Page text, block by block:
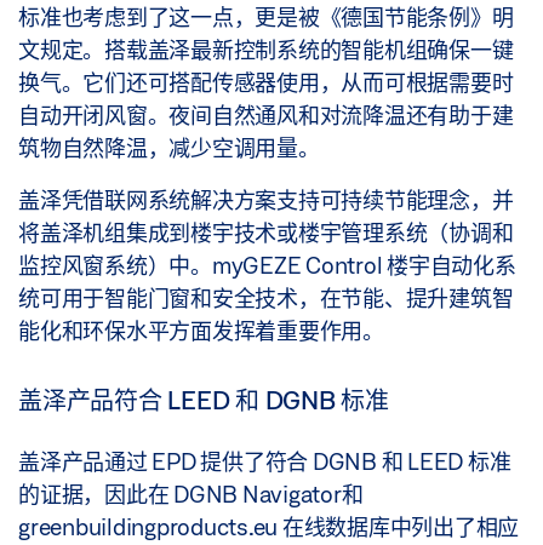
标准也考虑到了这一点，更是被《德国节能条例》明
文规定。搭载盖泽最新控制系统的智能机组确保一键
换气。它们还可搭配传感器使用，从而可根据需要时
自动开闭风窗。夜间自然通风和对流降温还有助于建
筑物自然降温，减少空调用量。
盖泽凭借联网系统解决方案支持可持续节能理念，并
将盖泽机组集成到楼宇技术或楼宇管理系统（协调和
监控风窗系统）中。myGEZE Control 楼宇自动化系
统可用于智能门窗和安全技术，在节能、提升建筑智
能化和环保水平方面发挥着重要作用。
盖泽产品符合 LEED 和 DGNB 标准
盖泽产品通过 EPD 提供了符合 DGNB 和 LEED 标准
的证据，因此在 DGNB Navigator和
greenbuildingproducts.eu 在线数据库中列出了相应